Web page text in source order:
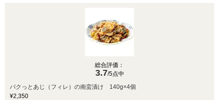
総合評価：
3.7/5点中
パクっとあじ（フィレ）の南蛮漬け 140g×4個
¥2,350